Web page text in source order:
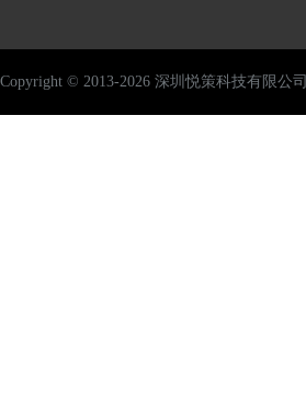
Copyright © 2013-2026 深圳悦策科技有限公司